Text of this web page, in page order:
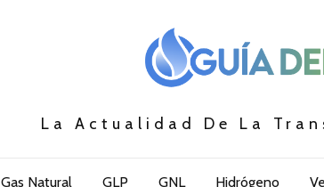
La Actualidad De La
Gas Natural GLP GNL Hidrógeno